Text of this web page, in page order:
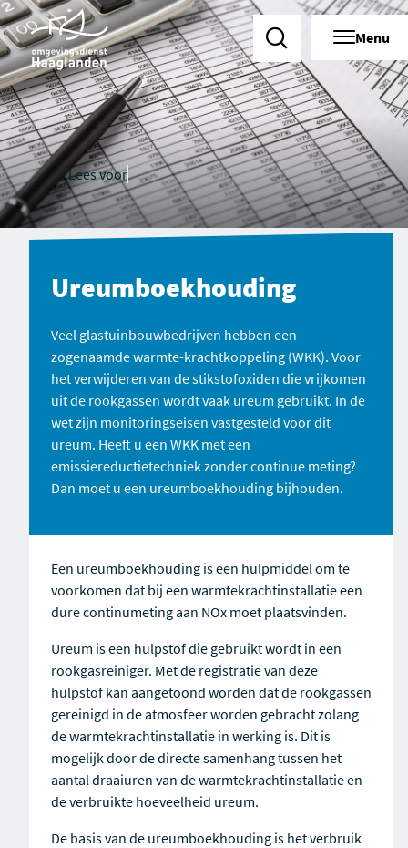
Zoeken Menu
Lees voor
Ureumboekhouding
Veel glastuinbouwbedrijven hebben een
zogenaamde warmte-krachtkoppeling (WKK). Voor
het verwijderen van de stikstofoxiden die vrijkomen
uit de rookgassen wordt vaak ureum gebruikt. In de
wet zijn monitoringseisen vastgesteld voor dit
ureum. Heeft u een WKK met een
emissiereductietechniek zonder continue meting?
Dan moet u een ureumboekhouding bijhouden.
Een ureumboekhouding is een hulpmiddel om te
voorkomen dat bij een warmtekrachtinstallatie een
dure continumeting aan NOx moet plaatsvinden.
Ureum is een hulpstof die gebruikt wordt in een
rookgasreiniger. Met de registratie van deze
hulpstof kan aangetoond worden dat de rookgassen
gereinigd in de atmosfeer worden gebracht zolang
de warmtekrachtinstallatie in werking is. Dit is
mogelijk door de directe samenhang tussen het
aantal draaiuren van de warmtekrachtinstallatie en
de verbruikte hoeveelheid ureum.
De basis van de ureumboekhouding is het verbruik